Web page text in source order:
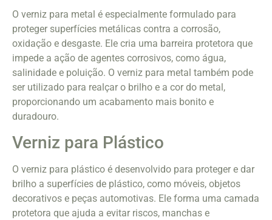
O verniz para metal é especialmente formulado para
proteger superfícies metálicas contra a corrosão,
oxidação e desgaste. Ele cria uma barreira protetora que
impede a ação de agentes corrosivos, como água,
salinidade e poluição. O verniz para metal também pode
ser utilizado para realçar o brilho e a cor do metal,
proporcionando um acabamento mais bonito e
duradouro.
Verniz para Plástico
O verniz para plástico é desenvolvido para proteger e dar
brilho a superfícies de plástico, como móveis, objetos
decorativos e peças automotivas. Ele forma uma camada
protetora que ajuda a evitar riscos, manchas e